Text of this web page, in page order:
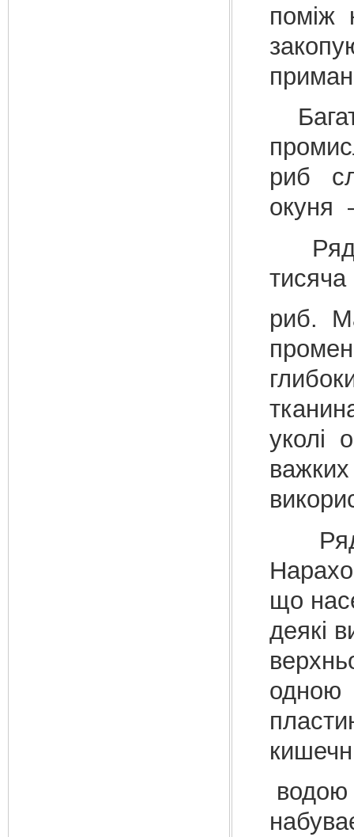
поміж
риб
окуня
Ряд
риб.
уколі
важких
Ряд
що
деякі
одною